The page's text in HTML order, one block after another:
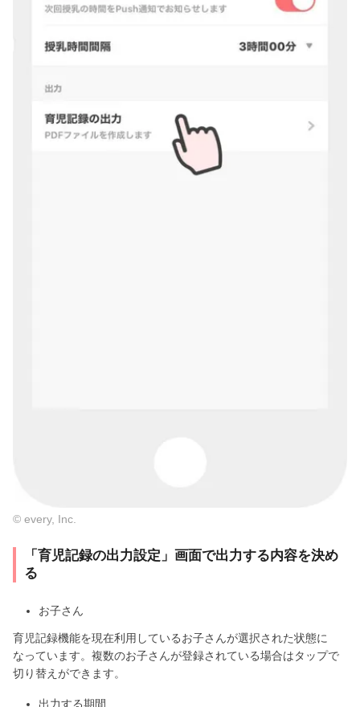
© every, Inc.
「育児記録の出力設定」画面で出力する内容を決め
る
お子さん
育児記録機能を現在利用しているお子さんが選択された状態に
なっています。複数のお子さんが登録されている場合はタップで
切り替えができます。
出力する期間